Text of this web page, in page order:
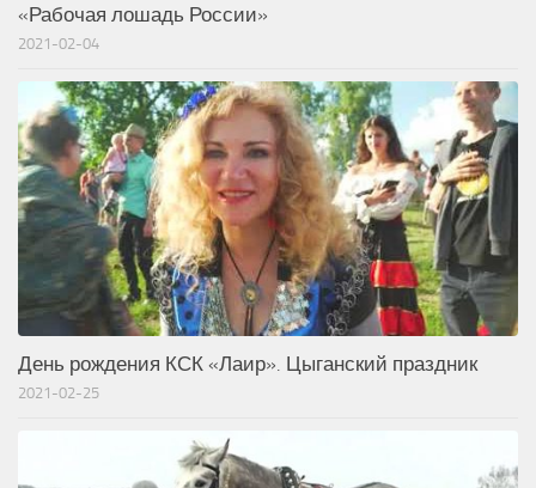
«Рабочая лошадь России»
2021-02-04
День рождения КСК «Лаир». Цыганский праздник
2021-02-25